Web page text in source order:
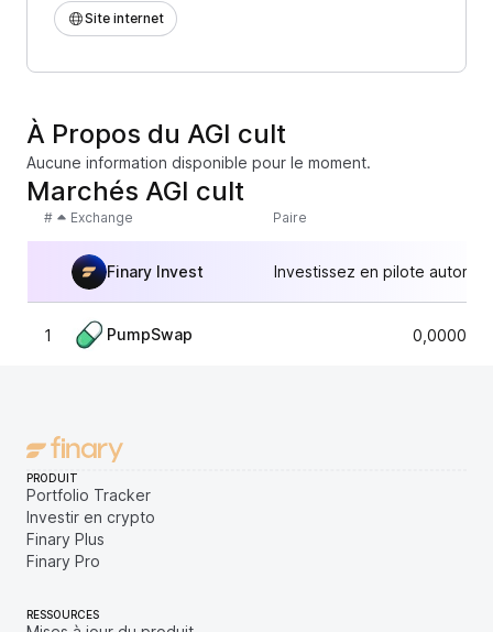
Site internet
À Propos du AGI cult
Aucune information disponible pour le moment.
Marchés AGI cult
# Exchange Paire
Finary Invest Investissez en pilote
1 PumpSwap
PRODUIT
Portfolio Tracker
Investir en crypto
Finary Plus
Finary Pro
RESSOURCES